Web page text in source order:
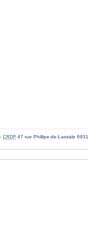
- CRDP 47 rue Phillipe-de-Lassale